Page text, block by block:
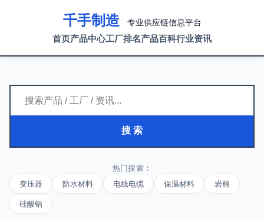
千手制造 专业供应链信息平台
首页产品中心工厂排名产品百科行业资讯
搜 索
热门搜索：
变压器
防水材料 电线电缆 保温材料 岩棉
硅酸铝